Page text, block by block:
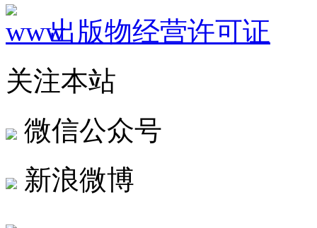
出版物经营许可证
关注本站
微信公众号
新浪微博